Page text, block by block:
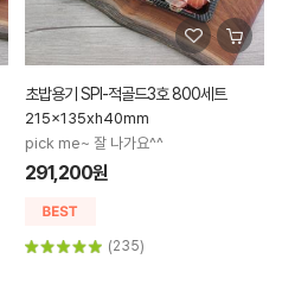
초밥용기 SPI-적골드3호 800세트
215x135xh40mm
pick me~ 잘 나가요^^
291,200원
(235)